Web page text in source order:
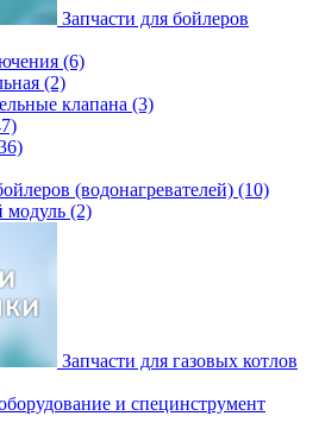
Запчасти для бойлеров
(6)
(2)
клапана (3)
(водонагревателей) (10)
модуль (2)
Запчасти для газовых котлов
и специнструмент